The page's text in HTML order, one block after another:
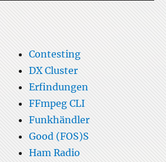
Contesting
DX Cluster
Erfindungen
FFmpeg CLI
Funkhändler
Good (FOS)S
Ham Radio